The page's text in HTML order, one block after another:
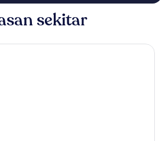
sekitar